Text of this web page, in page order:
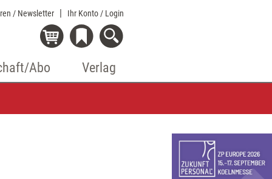
/ Newsletter Ihr Konto / Login
Abo Verlag